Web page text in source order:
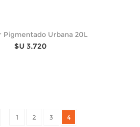
Pigmentado Urbana 20L
$U 3.720
1 2 3 4